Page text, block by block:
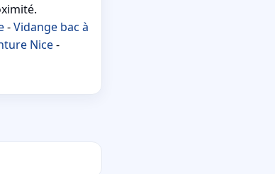
-Vidange bac à
Nice-